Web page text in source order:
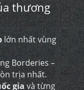
thương
lớn nhất vùng
Borderies –
trịa nhất.
giavà từng